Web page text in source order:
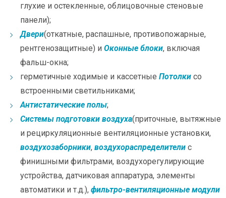
глухие и остекленные, облицовочные стеновые
панели);
Двери(откатные, распашные, противопожарные,
рентгенозащитные) и Оконные блоки, включая
фальш-окна;
герметичные ходимые и кассетные Потолки со
встроенными светильниками;
Антистатические полы;
Системы подготовки воздуха(приточные, вытяжные
и рециркуляционные вентиляционные установки,
воздухозаборники, воздухораспределители с
финишными фильтрами, воздухорегулирующие
устройства, датчиковая аппаратура, элементы
автоматики и т.д.), фильтро-вентиляционные модули